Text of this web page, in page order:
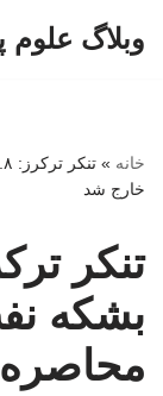
وبلاگ
خانه »
خارج شد
بشکه